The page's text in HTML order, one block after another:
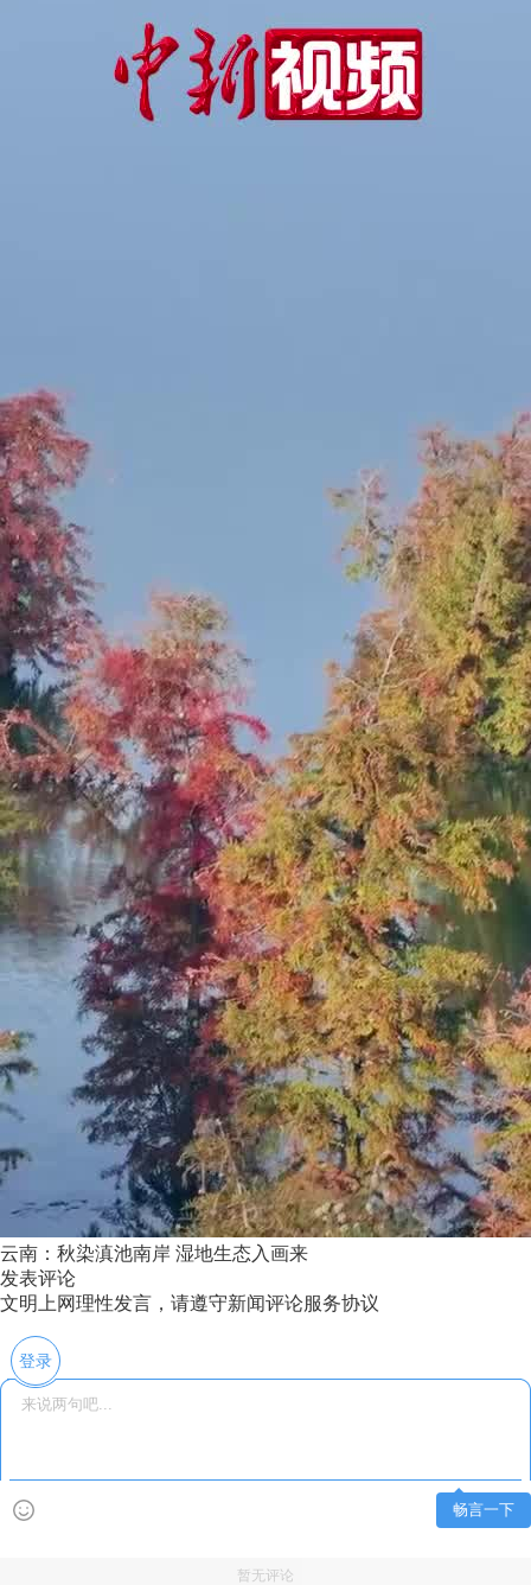
云南：秋染滇池南岸 湿地生态入画来
发表评论
文明上网理性发言，请遵守新闻评论服务协议
登录
畅言一下
暂无评论